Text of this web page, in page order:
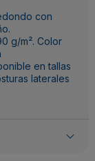
con
g/m². Color
en tallas
laterales